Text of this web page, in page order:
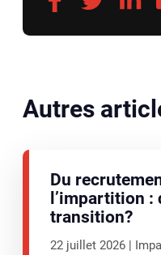
Autres
Du
l’impartition :
transition?
22 juillet 2026